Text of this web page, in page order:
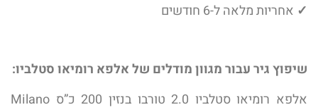
✓ אחריות מלאה ל-6 חודשים
שיפוץ גיר עבור מגוון מודלים של אלפא רומיאו סטלביו:
אלפא רומיאו סטלביו 2.0 טורבו בנזין 200 כ”ס Milano